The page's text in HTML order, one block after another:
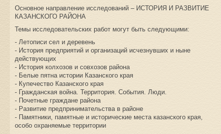
Основное направление исследований – ИСТОРИЯ И РАЗВИТИЕ
КАЗАНСКОГО РАЙОНА
Темы исследовательских работ могут быть следующими:
- Летописи сел и деревень
- История предприятий и организаций исчезнувших и ныне
действующих
- История колхозов и совхозов района
- Белые пятна истории Казанского края
- Купечество Казанского края
- Гражданская война. Территория. События. Люди.
- Почетные граждане района
- Развитие предпринимательства в районе
- Памятники, памятные и исторические места казанского края,
особо охраняемые территории